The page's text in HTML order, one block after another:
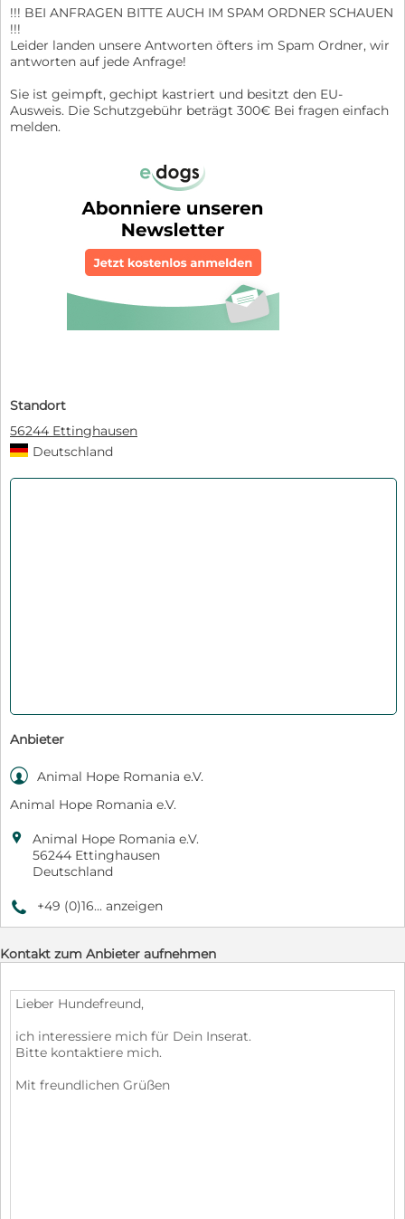
!!! BEI ANFRAGEN BITTE AUCH IM SPAM ORDNER SCHAUEN
!!!
Leider landen unsere Antworten öfters im Spam Ordner, wir
antworten auf jede Anfrage!
Sie ist geimpft, gechipt kastriert und besitzt den EU-
Ausweis. Die Schutzgebühr beträgt 300€ Bei fragen einfach
melden.
Standort
56244 Ettinghausen
Deutschland
Anbieter
 Animal Hope Romania e.V.
Animal Hope Romania e.V.

Animal Hope Romania e.V.
56244 Ettinghausen
Deutschland
9 +49 (0)16... anzeigen
Kontakt zum Anbieter aufnehmen